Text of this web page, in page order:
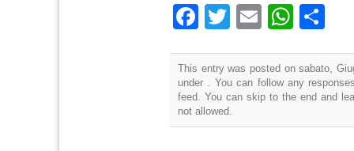
Facebook
TwitterEmail
This entry was posted on sabato,
under . You can follow any
feed. You can skip to the end and
not allowed.